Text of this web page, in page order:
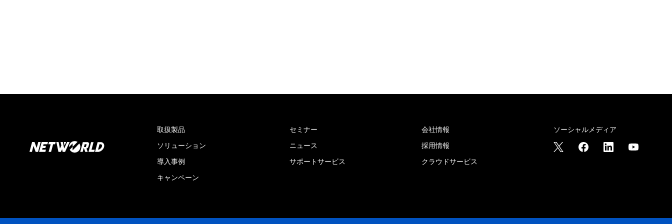
取扱製品
ソリューション
導入事例
キャンペーン
セミナー
ニュース
サポートサービス
会社情報
採用情報
クラウドサービス
ソーシャルメディア